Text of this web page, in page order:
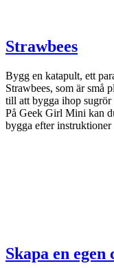
Strawbees
Bygg en katapult, ett
Strawbees, som är små
till att bygga ihop
På Geek Girl Mini kan
bygga efter
Skapa en